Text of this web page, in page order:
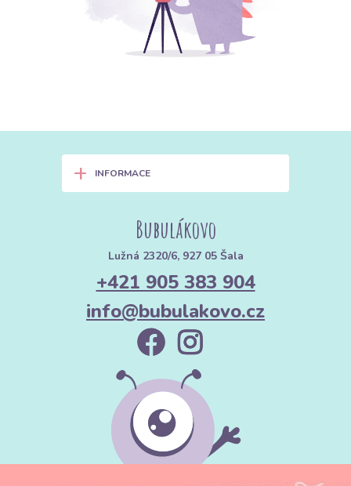
+ INFORMACE
Bubulákovo
Lužná 2320/6, 927 05 Šala
+421 905 383 904
info@bubulakovo.cz